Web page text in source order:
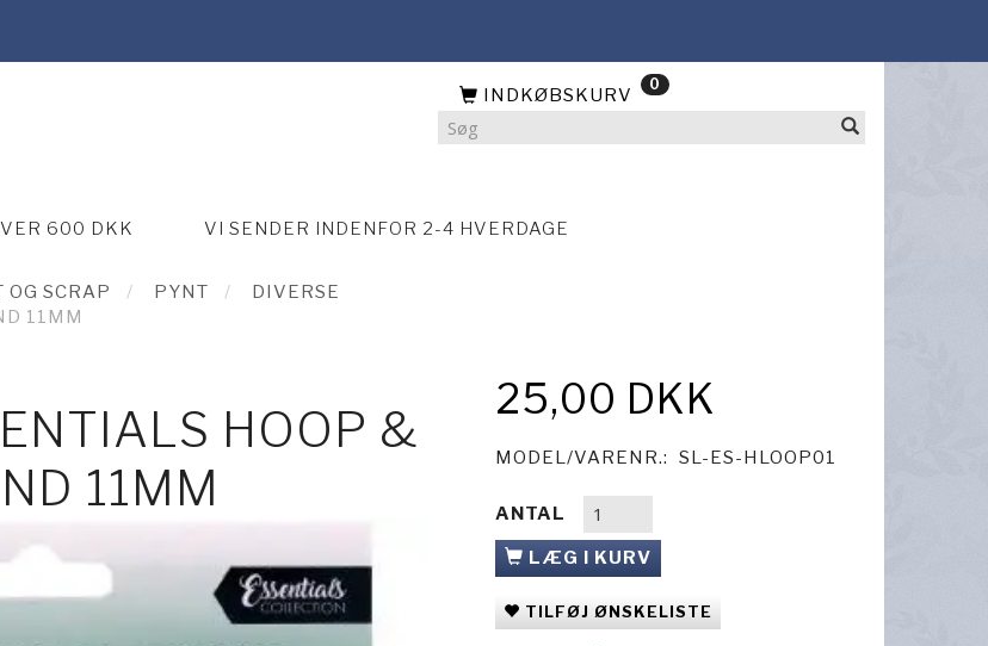
INDKØBSKURV 0
600 DKK VI SENDER INDENFOR 2-4 HVERDAGE
OG SCRAP PYNT
DIVERSE
11MM
HOOP &
11MM
25,00 DKK
MODEL/VARENR.: SL-ES-HLOOP01
ANTAL
LÆG I KURV
TILFØJ ØNSKELISTE